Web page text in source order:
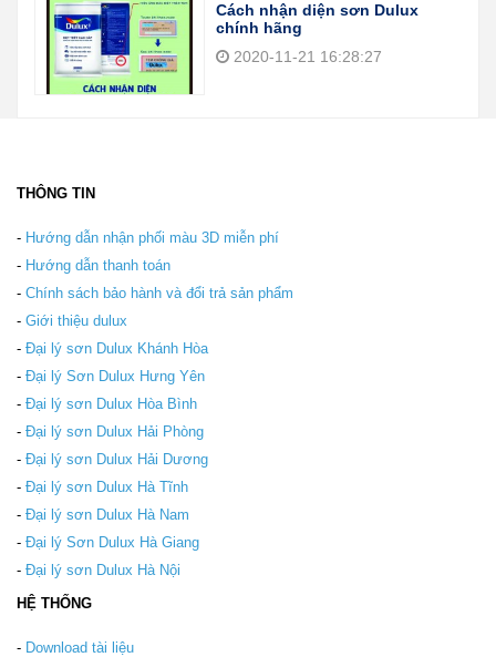
Cách nhận diện sơn Dulux
chính hãng
2020-11-21 16:28:27
THÔNG TIN
- Hướng dẫn nhận phối màu 3D miễn phí
- Hướng dẫn thanh toán
- Chính sách bảo hành và đổi trả sản phẩm
- Giới thiệu dulux
- Đại lý sơn Dulux Khánh Hòa
- Đại lý Sơn Dulux Hưng Yên
- Đại lý sơn Dulux Hòa Bình
- Đại lý sơn Dulux Hải Phòng
- Đại lý sơn Dulux Hải Dương
- Đại lý sơn Dulux Hà Tĩnh
- Đại lý sơn Dulux Hà Nam
- Đại lý Sơn Dulux Hà Giang
- Đại lý sơn Dulux Hà Nội
HỆ THỐNG
- Download tài liệu